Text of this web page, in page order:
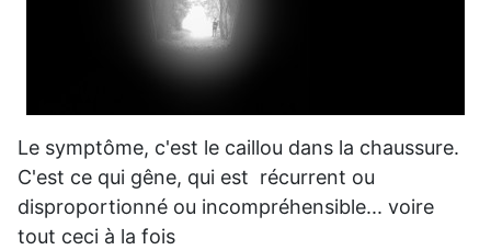
Le symptôme, c'est le caillou dans la chaussure.
C'est ce qui gêne, qui est récurrent ou
disproportionné ou incompréhensible... voire
tout ceci à la fois